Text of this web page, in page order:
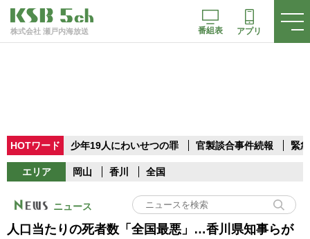
株式会社 瀬戸内海放送 番組表 アプリ
HOTワード 少年19人にわいせつの罪 官製談合事件続報 緊
エリア 岡山 香川 全国
ニュース
人口当たりの死者数「全国最悪」…香川県知事らが